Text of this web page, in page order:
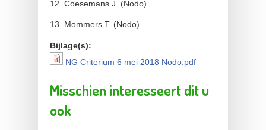
12. Coesemans J. (Nodo)
13. Mommers T. (Nodo)
Bijlage(s):
NG Criterium 6 mei 2018
Nodo.pdf
NG Criterium 6 mei 2018 Nodo.pdf
Misschien interesseert dit u
ook